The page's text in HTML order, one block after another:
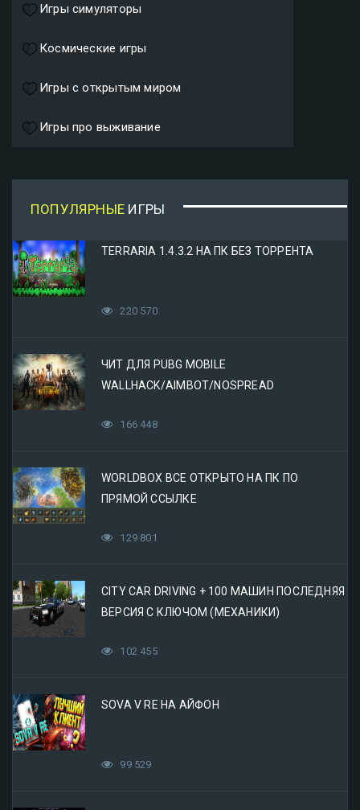
Игры симуляторы
Космические игры
Игры с открытым миром
Игры про выживание
ПОПУЛЯРНЫЕ ИГРЫ
TERRARIA 1.4.3.2 НА ПК БЕЗ ТОРРЕНТА
220 570
ЧИТ ДЛЯ PUBG MOBILE
WALLHACK/AIMBOT/NOSPREAD
166 448
WORLDBOX ВСЕ ОТКРЫТО НА ПК ПО
ПРЯМОЙ ССЫЛКЕ
129 801
CITY CAR DRIVING + 100 МАШИН ПОСЛЕДНЯЯ
ВЕРСИЯ С КЛЮЧОМ (МЕХАНИКИ)
102 455
SOVA V RE НА АЙФОН
99 529